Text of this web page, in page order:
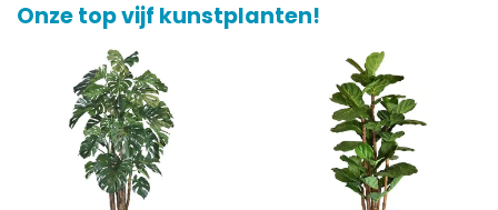
Onze top vijf kunstplanten!